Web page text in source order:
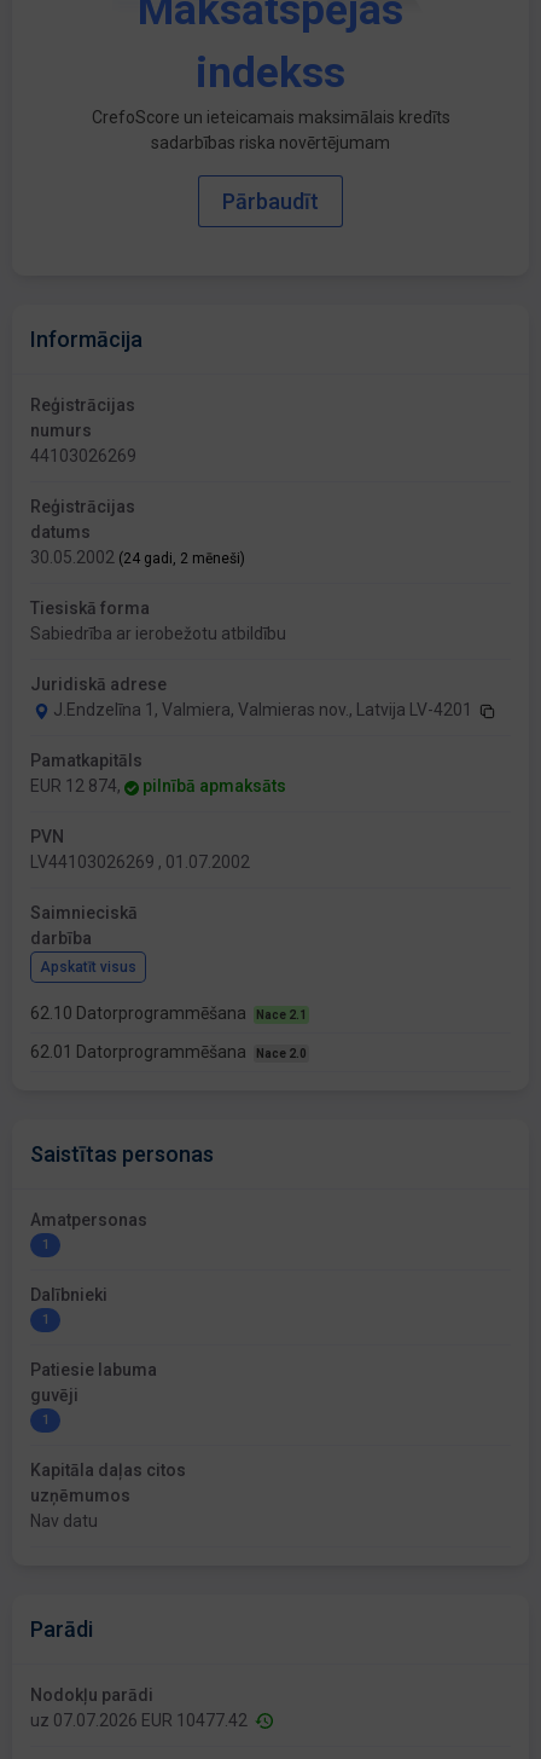
Maksātspējas
indekss
CrefoScore un ieteicamais maksimālais kredīts
sadarbības riska novērtējumam
Pārbaudīt
Informācija
Reģistrācijas
numurs
44103026269
Reģistrācijas
datums
30.05.2002 (24 gadi, 2 mēneši)
Tiesiskā forma
Sabiedrība ar ierobežotu atbildību
Juridiskā adrese
J.Endzelīna 1, Valmiera, Valmieras nov., Latvija LV-4201
Pamatkapitāls
EUR 12 874,
pilnībā apmaksāts
PVN
LV44103026269 , 01.07.2002
Saimnieciskā
darbība
Apskatīt visus
62.10 Datorprogrammēšana Nace 2.1
62.01 Datorprogrammēšana Nace 2.0
Saistītas personas
Amatpersonas
1
Dalībnieki
1
Patiesie labuma
guvēji
1
Kapitāla daļas citos
uzņēmumos
Nav datu
Parādi
Nodokļu parādi
uz 07.07.2026 EUR 10477.42